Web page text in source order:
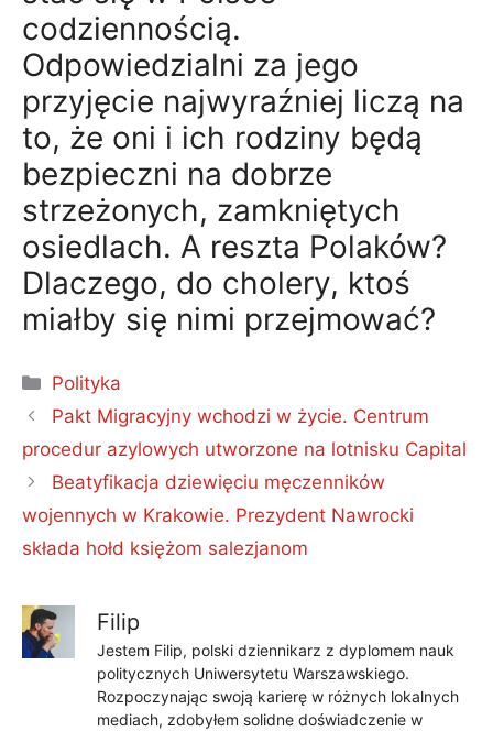
codziennością.
Odpowiedzialni za jego
przyjęcie najwyraźniej liczą na
to, że oni i ich rodziny będą
bezpieczni na dobrze
strzeżonych, zamkniętych
osiedlach. A reszta Polaków?
Dlaczego, do cholery, ktoś
miałby się nimi przejmować?
Kategorie
Polityka
Pakt Migracyjny wchodzi w życie. Centrum
procedur azylowych utworzone na lotnisku Capital
Beatyfikacja dziewięciu męczenników
wojennych w Krakowie. Prezydent Nawrocki
składa hołd księżom salezjanom
Filip
Jestem Filip, polski dziennikarz z dyplomem nauk
politycznych Uniwersytetu Warszawskiego.
Rozpoczynając swoją karierę w różnych lokalnych
mediach, zdobyłem solidne doświadczenie w